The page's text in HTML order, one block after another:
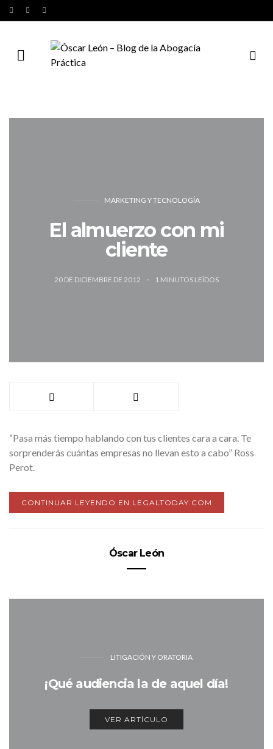
MARKETING Y TECNOLOGÍA
El almuerzo con mi
cliente
20 DE DICIEMBRE DE 2012 1 MINUTOS LEÍDOS
“Pasa más tiempo hablando con tus clientes cara a cara. Te
sorprenderás cuántas empresas no llevan esto a cabo” Ross
Perot.
CONTINUAR LEYENDO EN LEGALTODAY.COM
Óscar León
LITIGACIÓN Y ORATORIA
¡Qué audiencia la de aquel día!
VER ARTÍCULO